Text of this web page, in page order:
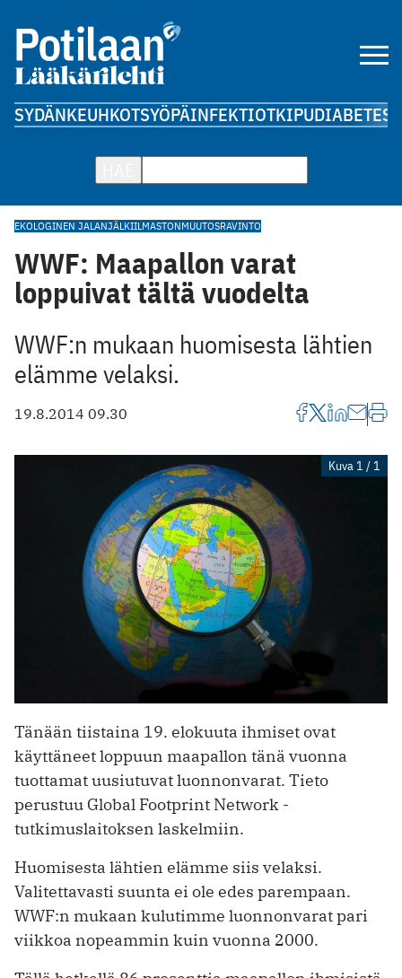
SYDÄNKEUHKOTSYÖPÄINFEKTIOTKIPUDIABETES
EKOLOGINEN JALANJÄLKIILMASTONMUUTOSRAVINTO
WWF: Maapallon varat
loppuivat tältä vuodelta
WWF:n mukaan huomisesta lähtien
elämme velaksi.
19.8.2014 09.30
Kuva 1 / 1
Tänään tiistaina 19. elokuuta ihmiset ovat
käyttäneet loppuun maapallon tänä vuonna
tuottamat uusiutuvat luonnonvarat. Tieto
perustuu Global Footprint Network -
tutkimuslaitoksen laskelmiin.
Huomisesta lähtien elämme siis velaksi.
Valitettavasti suunta ei ole edes parempaan.
WWF:n mukaan kulutimme luonnonvarat pari
viikkoa nopeammin kuin vuonna 2000.